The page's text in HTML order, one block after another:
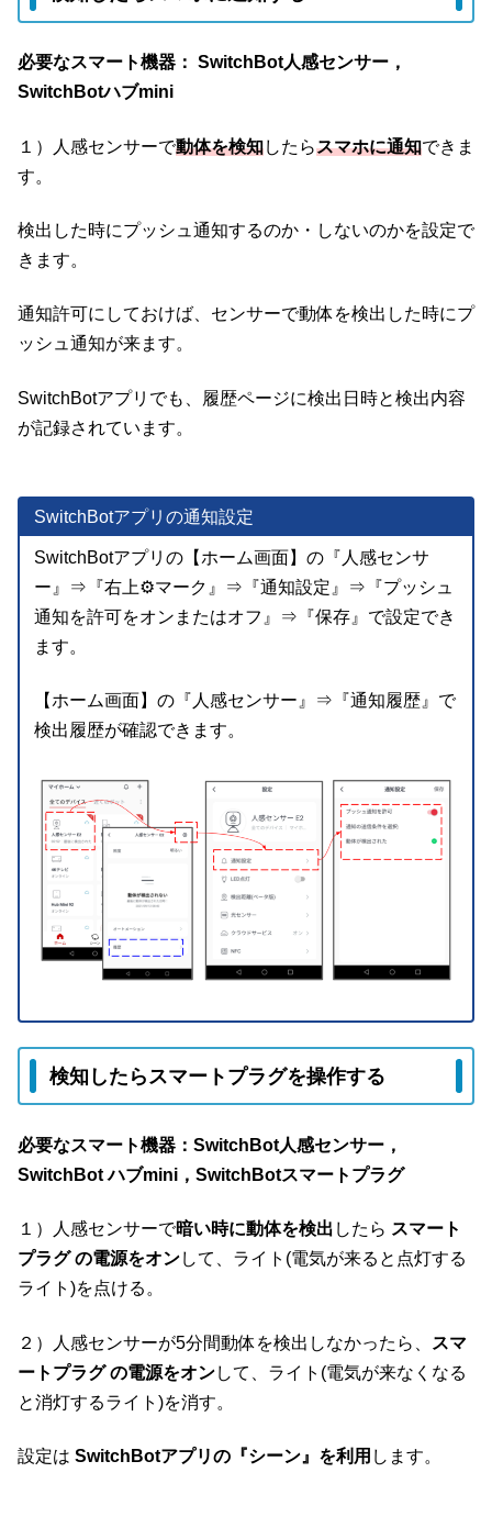
必要なスマート機器： SwitchBot人感センサー，
SwitchBotハブmini
１）人感センサーで動体を検知したらスマホに通知できま
す。
検出した時にプッシュ通知するのか・しないのかを設定で
きます。
通知許可にしておけば、センサーで動体を検出した時にプ
ッシュ通知が来ます。
SwitchBotアプリでも、履歴ページに検出日時と検出内容
が記録されています。
SwitchBotアプリの通知設定
SwitchBotアプリの【ホーム画面】の『人感センサ
ー』⇒『右上⚙マーク』⇒『通知設定』⇒『プッシュ
通知を許可をオンまたはオフ』⇒『保存』で設定でき
ます。
【ホーム画面】の『人感センサー』⇒『通知履歴』で
検出履歴が確認できます。
検知したらスマートプラグを操作する
必要なスマート機器： SwitchBot人感センサー ，
SwitchBot ハブmini，SwitchBotスマートプラグ
１）人感センサーで暗い時に動体を検出 したら スマート
プラグ の電源をオンして、ライト(電気が来ると点灯する
ライト)を点ける。
２）人感センサーが5分間動体を検出しなかったら、
スマ
ートプラグ の電源をオンして、ライト(電気が来なくなる
と消灯するライト)を消す。
設定は SwitchBotアプリの『シーン』を利用 します。